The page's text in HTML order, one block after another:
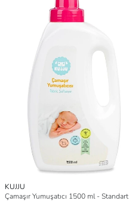
KUJJU
Çamaşır Yumuşatıcı 1500 ml - Standart